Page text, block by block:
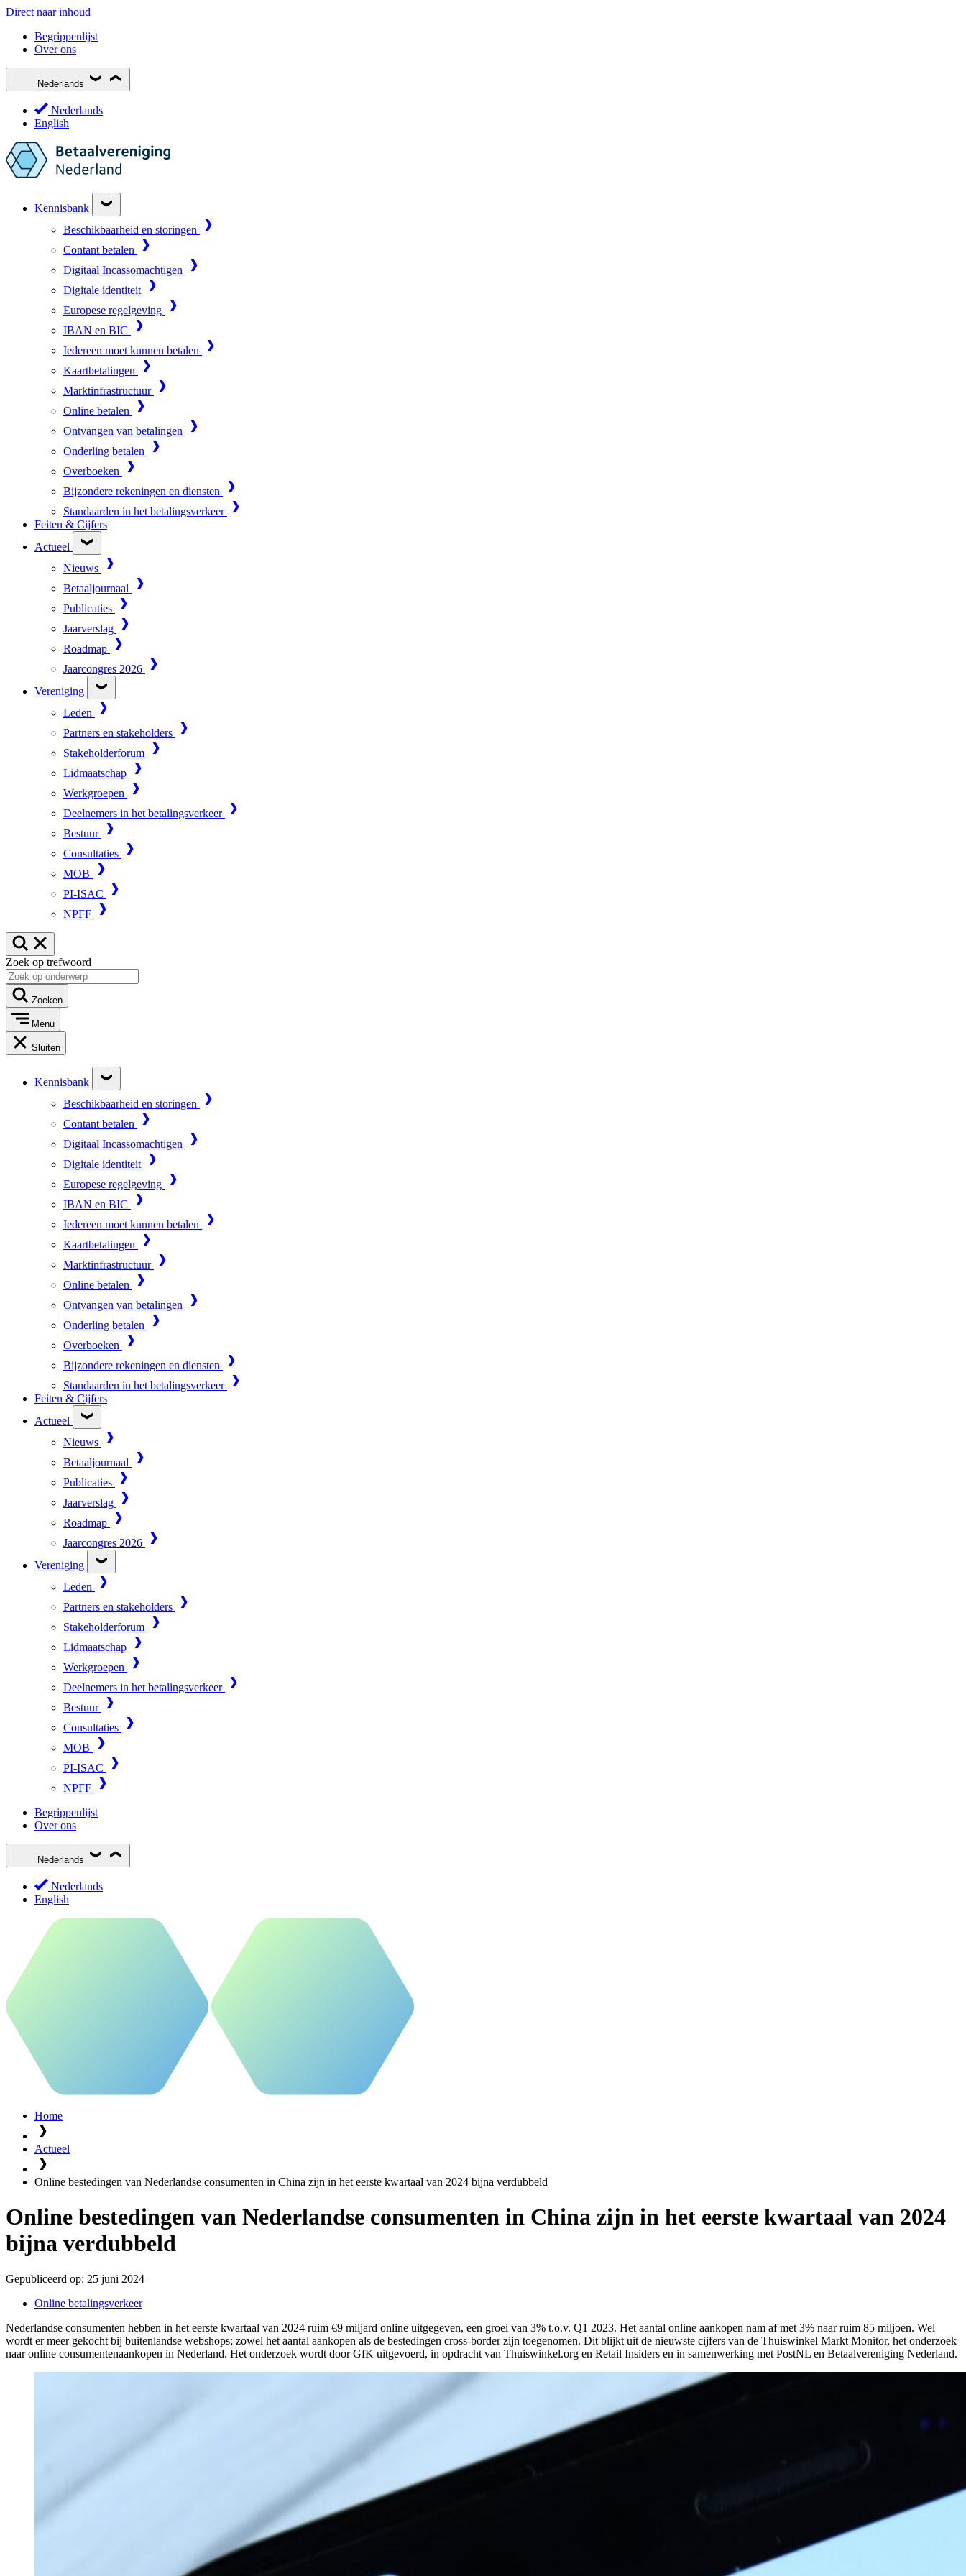
Direct naar inhoud
Begrippenlijst
Over ons
Nederlands
Nederlands
English
Kennisbank
Beschikbaarheid en storingen
Contant betalen
Digitaal Incassomachtigen
Digitale identiteit
Europese regelgeving
IBAN en BIC
Iedereen moet kunnen betalen
Kaartbetalingen
Marktinfrastructuur
Online betalen
Ontvangen van betalingen
Onderling betalen
Overboeken
Bijzondere rekeningen en diensten
Standaarden in het betalingsverkeer
Feiten & Cijfers
Actueel
Nieuws
Betaaljournaal
Publicaties
Jaarverslag
Roadmap
Jaarcongres 2026
Vereniging
Leden
Partners en stakeholders
Stakeholderforum
Lidmaatschap
Werkgroepen
Deelnemers in het betalingsverkeer
Bestuur
Consultaties
MOB
PI-ISAC
NPFF
Zoek op trefwoord
Zoeken
Menu
Sluiten
Kennisbank
Beschikbaarheid en storingen
Contant betalen
Digitaal Incassomachtigen
Digitale identiteit
Europese regelgeving
IBAN en BIC
Iedereen moet kunnen betalen
Kaartbetalingen
Marktinfrastructuur
Online betalen
Ontvangen van betalingen
Onderling betalen
Overboeken
Bijzondere rekeningen en diensten
Standaarden in het betalingsverkeer
Feiten & Cijfers
Actueel
Nieuws
Betaaljournaal
Publicaties
Jaarverslag
Roadmap
Jaarcongres 2026
Vereniging
Leden
Partners en stakeholders
Stakeholderforum
Lidmaatschap
Werkgroepen
Deelnemers in het betalingsverkeer
Bestuur
Consultaties
MOB
PI-ISAC
NPFF
Begrippenlijst
Over ons
Nederlands
Nederlands
English
Home
Actueel
Online bestedingen van Nederlandse consumenten in China zijn in het eerste kwartaal van 2024 bijna verdubbeld
Online bestedingen van Nederlandse consumenten in China zijn in het eerste kwartaal van 2024
bijna verdubbeld
Gepubliceerd op: 25 juni 2024
Online betalingsverkeer
Nederlandse consumenten hebben in het eerste kwartaal van 2024 ruim €9 miljard online uitgegeven, een groei van 3% t.o.v. Q1 2023. Het aantal online aankopen nam af met 3% naar ruim 85 miljoen. Wel
wordt er meer gekocht bij buitenlandse webshops; zowel het aantal aankopen als de bestedingen cross-border zijn toegenomen. Dit blijkt uit de nieuwste cijfers van de Thuiswinkel Markt Monitor, het onderzoek
naar online consumentenaankopen in Nederland. Het onderzoek wordt door GfK uitgevoerd, in opdracht van Thuiswinkel.org en Retail Insiders en in samenwerking met PostNL en Betaalvereniging Nederland.